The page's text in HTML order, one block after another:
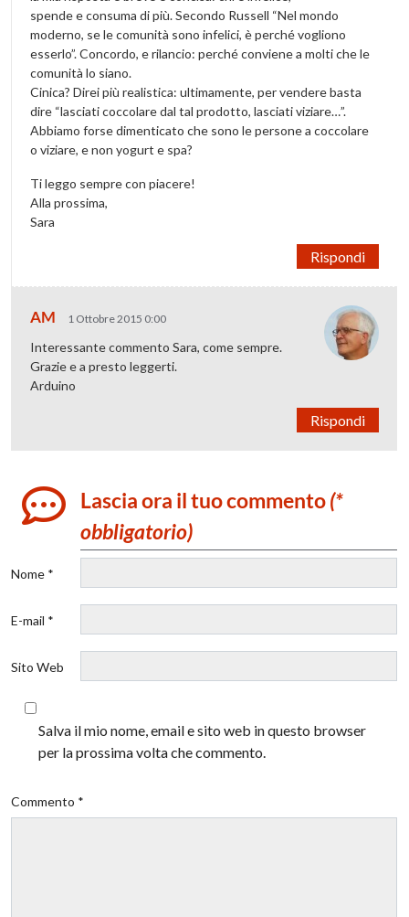
spende e consuma di più. Secondo Russell “Nel mondo
moderno, se le comunità sono infelici, è perché vogliono
esserlo”. Concordo, e rilancio: perché conviene a molti che le
comunità lo siano.
Cinica? Direi più realistica: ultimamente, per vendere basta
dire “lasciati coccolare dal tal prodotto, lasciati viziare…”.
Abbiamo forse dimenticato che sono le persone a coccolare
o viziare, e non yogurt e spa?
Ti leggo sempre con piacere!
Alla prossima,
Sara
Rispondi
AM 1 Ottobre 2015 0:00
Interessante commento Sara, come sempre.
Grazie e a presto leggerti.
Arduino
Rispondi
Lascia ora il tuo commento(*
obbligatorio)
Nome *
E-mail *
Sito Web
Salva il mio nome, email e sito web in questo browser
per la prossima volta che commento.
Commento *